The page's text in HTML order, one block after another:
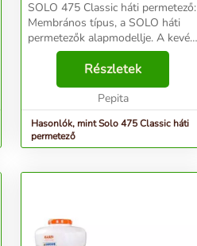
SOLO 475 Classic háti permetező:
Membrános típus, a SOLO háti
permetezők alapmodellje. A kevés
kopóalkatrész és a kiforrott
technológia hosszú élettartamot
biztosít és minimális karbantartást
Részletek
Pepita
Hasonlók, mint Solo 475 Classic háti
permetező